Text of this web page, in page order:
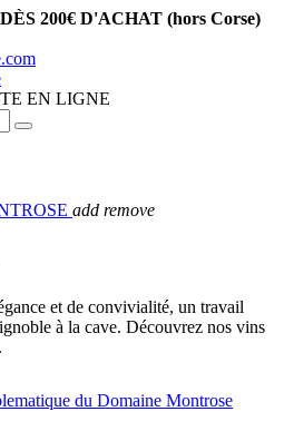
200€ D'ACHAT (hors Corse)
EN LIGNE
add remove
et de convivialité, un travail
à la cave. Découvrez nos vins